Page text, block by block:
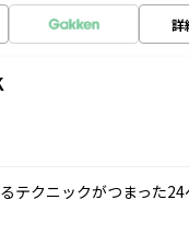
詳
テクニックがつまった